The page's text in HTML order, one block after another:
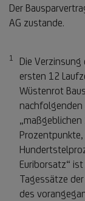
Der
AG zustande.
1 Fußnote 1
Die
ersten 12
Wüstenrot
nachfolgenden
Euriborsatz“
Tagessätze
des